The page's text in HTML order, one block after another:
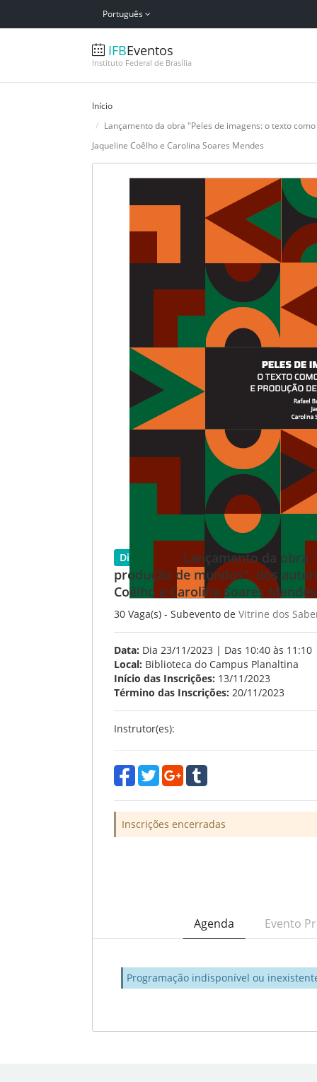
Português
IFBEventos
Instituto Federal de Brasília
Início
Lançamento da obra "Peles de imagens: o texto
Jaqueline Coêlho e Carolina Soares Mendes
Disponível
Lançamento da obra
produção de mundos", dos
Coêlho e Carolina Soares Mendes
30 Vaga(s) - Subevento de Vitrine dos
Data: Dia 23/11/2023 | Das 10:40 às 11:10
Local: Biblioteca do Campus Planaltina
Início das Inscrições: 13/11/2023
Término das Inscrições: 20/11/2023
Instrutor(es):
Inscrições encerradas
Agenda Evento
Programação indisponível ou